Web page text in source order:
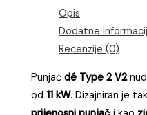
Opis
Dodatne
Recenzije (0)
Punjačdé Type 2 V2
od11 kW. Dizajniran je